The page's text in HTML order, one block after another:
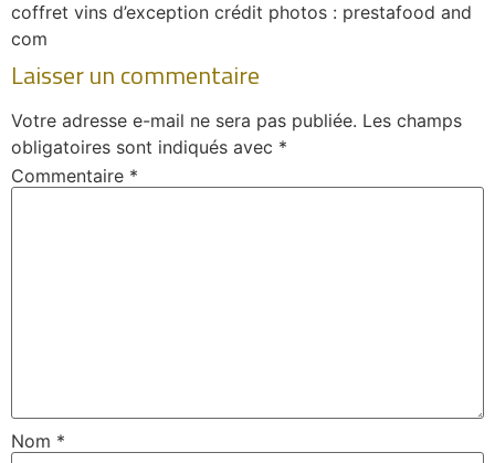
coffret vins d’exception crédit photos : prestafood and
com
Laisser un commentaire
Votre adresse e-mail ne sera pas publiée. Les champs
obligatoires sont indiqués avec *
Commentaire *
Nom *